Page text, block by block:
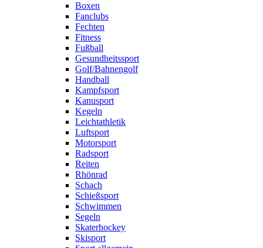
Boxen
Fanclubs
Fechten
Fitness
Fußball
Gesundheitssport
Golf/Bahnengolf
Handball
Kampfsport
Kanusport
Kegeln
Leichtathletik
Luftsport
Motorsport
Radsport
Reiten
Rhönrad
Schach
Schießsport
Schwimmen
Segeln
Skaterhockey
Skisport